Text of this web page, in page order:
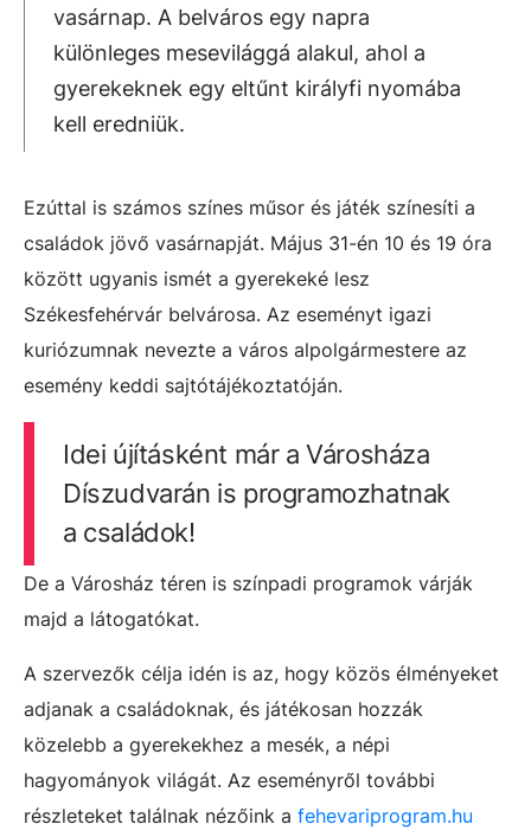
vasárnap. A belváros egy napra
különleges mesevilággá alakul, ahol a
gyerekeknek egy eltűnt királyfi nyomába
kell eredniük.
Ezúttal is számos színes műsor és játék színesíti a
családok jövő vasárnapját. Május 31-én 10 és 19 óra
között ugyanis ismét a gyerekeké lesz
Székesfehérvár belvárosa. Az eseményt igazi
kuriózumnak nevezte a város alpolgármestere az
esemény keddi sajtótájékoztatóján.
Idei újításként már a Városháza
Díszudvarán is programozhatnak
a családok!
De a Városház téren is színpadi programok várják
majd a látogatókat.
A szervezők célja idén is az, hogy közös élményeket
adjanak a családoknak, és játékosan hozzák
közelebb a gyerekekhez a mesék, a népi
hagyományok világát. Az eseményről további
részleteket találnak nézőink a fehevariprogram.hu